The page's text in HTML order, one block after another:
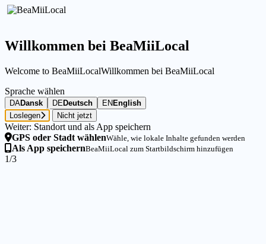
Willkommen bei BeaMiiLocal
Welcome to BeaMiiLocalWillkommen bei BeaMiiLocal
Sprache wählen
DADansk DE Deutsch EN English
Loslegen
Nicht jetzt
Weiter: Standort und als App speichern
GPS oder Stadt wählenWähle, wie lokale Inhalte gefunden werden
Als App speichernBeaMiiLocal zum Startbildschirm hinzufügen
1/3